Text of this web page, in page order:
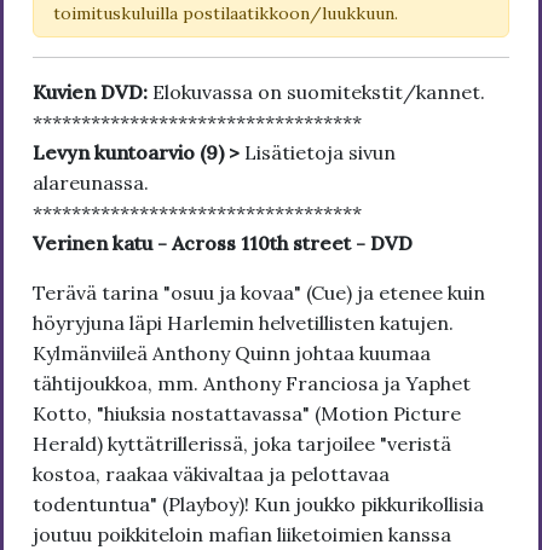
toimituskuluilla postilaatikkoon/luukkuun.
Kuvien DVD: Elokuvassa on suomitekstit/kannet.
**********************************
Levyn kuntoarvio (9) > Lisätietoja sivun
alareunassa.
**********************************
Verinen katu - Across 110th street - DVD
Terävä tarina "osuu ja kovaa" (Cue) ja etenee kuin
höyryjuna läpi Harlemin helvetillisten katujen.
Kylmänviileä Anthony Quinn johtaa kuumaa
tähtijoukkoa, mm. Anthony Franciosa ja Yaphet
Kotto, "hiuksia nostattavassa" (Motion Picture
Herald) kyttätrillerissä, joka tarjoilee "veristä
kostoa, raakaa väkivaltaa ja pelottavaa
todentuntua" (Playboy)! Kun joukko pikkurikollisia
joutuu poikkiteloin mafian liiketoimien kanssa